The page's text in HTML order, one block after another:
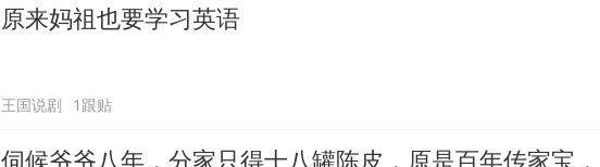
原来妈祖也要学习英语
王国说剧 1跟贴
伺候爷爷八年，分家只得十八罐陈皮，原是百年传家宝，